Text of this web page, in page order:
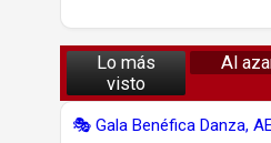
Lo más
visto
Al
🎭 Gala Benéfica Danza,